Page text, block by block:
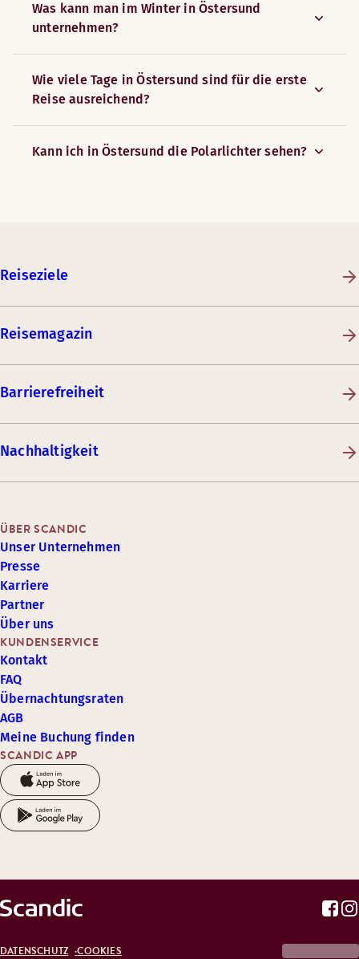
Was kann man im Winter in Östersund
unternehmen?
Wie viele Tage in Östersund sind für die erste
Reise ausreichend?
Kann ich in Östersund die Polarlichter sehen?
Reiseziele
Reisemagazin
Barrierefreiheit
Nachhaltigkeit
SCANDIC APP
KUNDENSERVICE
Kontakt
FAQ
Übernachtungsraten
AGB
Meine Buchung finden
ÜBER SCANDIC
Unser Unternehmen
Presse
Karriere
Partner
Über uns
DATENSCHUTZ COOKIES